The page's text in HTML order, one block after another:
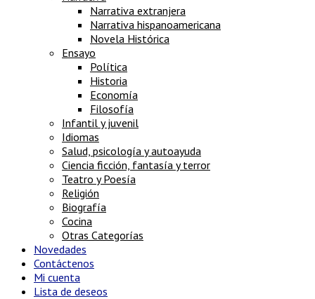
Narrativa extranjera
Narrativa hispanoamericana
Novela Histórica
Ensayo
Política
Historia
Economía
Filosofía
Infantil y juvenil
Idiomas
Salud, psicología y autoayuda
Ciencia ficción, fantasía y terror
Teatro y Poesía
Religión
Biografía
Cocina
Otras Categorías
Novedades
Contáctenos
Mi cuenta
Lista de deseos